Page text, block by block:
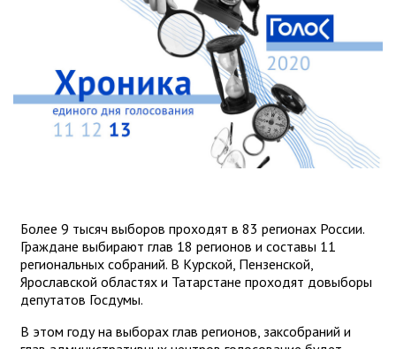
Более 9 тысяч выборов проходят в 83 регионах России.
Граждане выбирают глав 18 регионов и составы 11
региональных собраний. В Курской, Пензенской,
Ярославской областях и Татарстане проходят довыборы
депутатов Госдумы.
В этом году на выборах глав регионов, заксобраний и